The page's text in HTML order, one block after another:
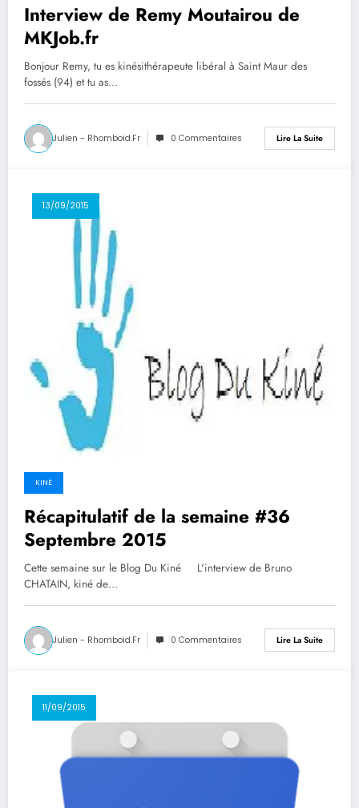
Interview de Remy Moutairou de
MKJob.fr
Bonjour Remy, tu es kinésithérapeute libéral à Saint Maur des
fossés (94) et tu as…
Julien - Rhomboid.fr 0 Commentaires Lire La Suite
13/09/2015
KINÉ
Récapitulatif de la semaine #36
Septembre 2015
Cette semaine sur le Blog Du Kiné L'interview de Bruno
CHATAIN, kiné de…
Julien - Rhomboid.fr 0 Commentaires Lire La Suite
11/09/2015